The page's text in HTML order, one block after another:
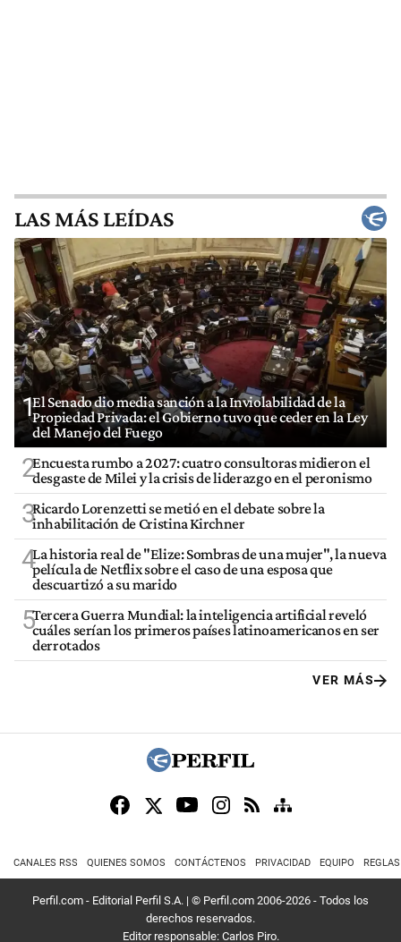
LAS MÁS LEÍDAS
1El Senado dio media sanción a la Inviolabilidad de la
Propiedad Privada: el Gobierno tuvo que ceder en la Ley
del Manejo del Fuego
2Encuesta rumbo a 2027: cuatro consultoras midieron el
desgaste de Milei y la crisis de liderazgo en el peronismo
3Ricardo Lorenzetti se metió en el debate sobre la
inhabilitación de Cristina Kirchner
4La historia real de "Elize: Sombras de una mujer", la nueva
película de Netflix sobre el caso de una esposa que
descuartizó a su marido
5Tercera Guerra Mundial: la inteligencia artificial reveló
cuáles serían los primeros países latinoamericanos en ser
derrotados
VER MÁS
CANALES RSS QUIENES SOMOS CONTÁCTENOS PRIVACIDAD EQUIPO
Perfil.com - Editorial Perfil S.A. | © Perfil.com 2006-2026 - Todos los
derechos reservados.
Editor responsable: Carlos Piro.